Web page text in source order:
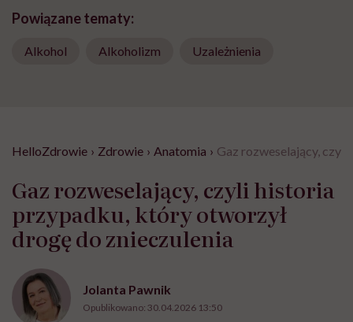
Powiązane tematy:
Alkohol Alkoholizm Uzależnienia
HelloZdrowie › Zdrowie › Anatomia › Gaz rozweselający,
Gaz rozweselający, czyli historia
przypadku, który otworzył
drogę do znieczulenia
Jolanta Pawnik
Opublikowano: 30.04.2026 13:50